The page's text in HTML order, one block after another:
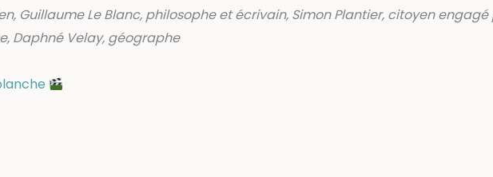
Guillaume Le Blanc, philosophe et écrivain, Simon Plantier, citoyen
Daphné Velay, géographe